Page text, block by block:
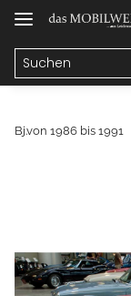
Bj.von 1986 bis 1991